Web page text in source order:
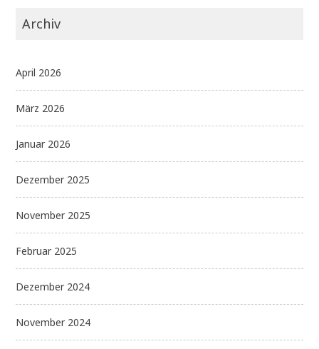
Archiv
April 2026
März 2026
Januar 2026
Dezember 2025
November 2025
Februar 2025
Dezember 2024
November 2024